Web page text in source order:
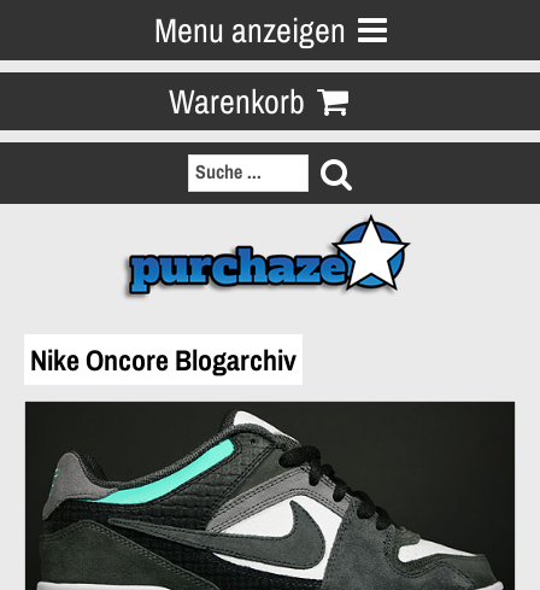
Menu anzeigen
Warenkorb
Nike Oncore Blogarchiv